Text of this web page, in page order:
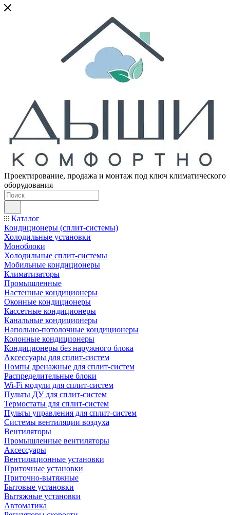
Проектирование, продажа и монтаж под ключ климатического
оборудования
Каталог
Кондиционеры (сплит-системы)
Холодильные установки
Моноблоки
Холодильные сплит-системы
Мобильные кондиционеры
Климатизаторы
Промышленные
Настенные кондиционеры
Оконные кондиционеры
Кассетные кондиционеры
Канальные кондиционеры
Напольно-потолочные кондиционеры
Колонные кондиционеры
Кондиционеры без наружного блока
Аксессуары для сплит-систем
Помпы дренажные для сплит-систем
Распределительные блоки
Wi-Fi модули для сплит-систем
Пульты ДУ для сплит-систем
Термостаты для сплит-систем
Пульты управления для сплит-систем
Системы вентиляции воздуха
Вентиляторы
Промышленные вентиляторы
Аксессуары
Вентиляционные установки
Приточные установки
Приточно-вытяжные
Бытовые установки
Вытяжные установки
Автоматика